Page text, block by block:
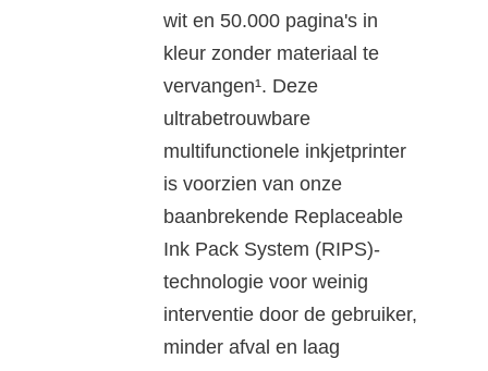
wit en 50.000 pagina's in
kleur zonder materiaal te
vervangen¹. Deze
ultrabetrouwbare
multifunctionele inkjetprinter
is voorzien van onze
baanbrekende Replaceable
Ink Pack System (RIPS)-
technologie voor weinig
interventie door de gebruiker,
minder afval en laag